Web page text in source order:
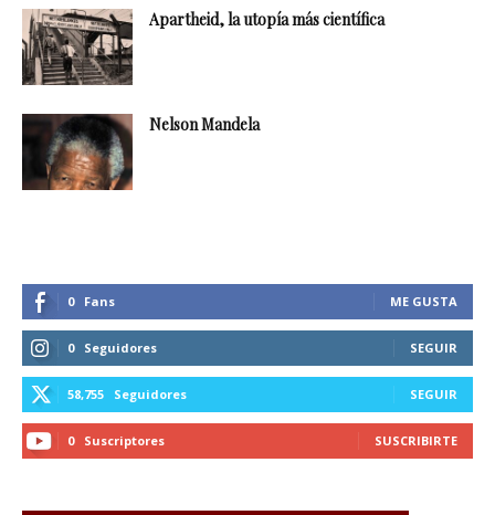
Apartheid, la utopía más científica
Nelson Mandela
0 Fans ME GUSTA
0 Seguidores SEGUIR
58,755 Seguidores SEGUIR
0 Suscriptores SUSCRIBIRTE